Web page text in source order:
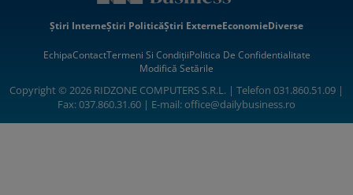
Știri InterneȘtiri PoliticăȘtiri ExterneEconomieDiverse
EchipaContactTermeni Si CondițiiPolitica De Confidentialitate
Modifică Setările
Copyright © 2026 RIDZONE COMPUTERS S.R.L. | Telefon 031.860.51.09 |
Fax: 037.860.31.60 | E-mail:office@dailybusiness.ro